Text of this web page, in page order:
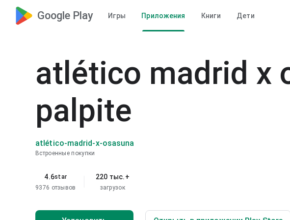
Google Play Игры Приложения Книги Дети
atlético madrid x
palpite
atlético-madrid-x-osasuna
Встроенные покупки
4.6star
9376 отзывов
220 тыс.+
загрузок